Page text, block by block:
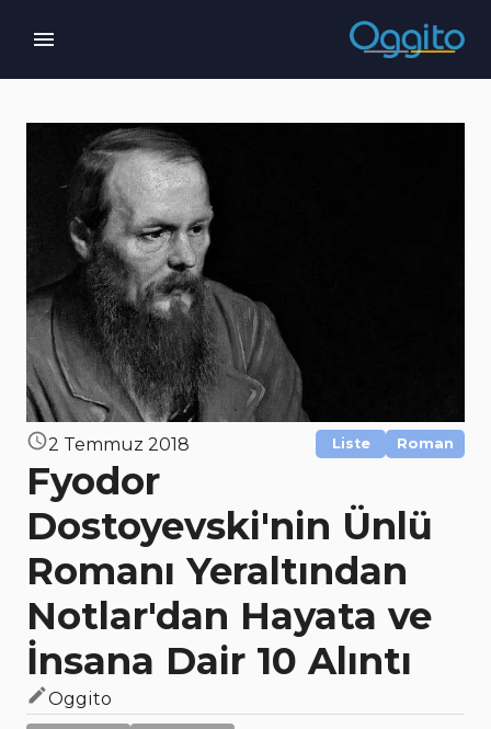
2 Temmuz 2018 Liste Roman
Fyodor
Dostoyevski'nin Ünlü
Romanı Yeraltından
Notlar'dan Hayata ve
İnsana Dair 10 Alıntı
Oggito